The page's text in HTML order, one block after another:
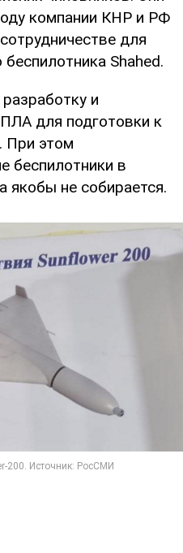
компании КНР и РФ
для
Shahed.
и
для подготовки к
При этом
беспилотники в
якобы не собирается.